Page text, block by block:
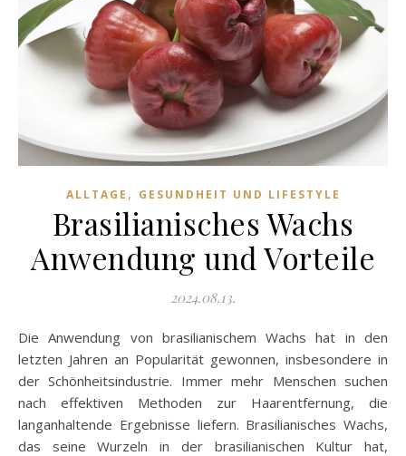
ALLTAGE , GESUNDHEIT UND LIFESTYLE
Brasilianisches Wachs
Anwendung und Vorteile
2024.08.13.
Die Anwendung von brasilianischem Wachs hat in den
letzten Jahren an Popularität gewonnen, insbesondere in
der Schönheitsindustrie. Immer mehr Menschen suchen
nach effektiven Methoden zur Haarentfernung, die
langanhaltende Ergebnisse liefern. Brasilianisches Wachs,
das seine Wurzeln in der brasilianischen Kultur hat,